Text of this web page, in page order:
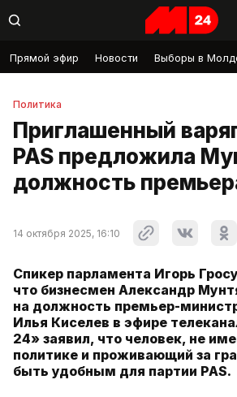
Прямой эфир Новости Выборы в
Политика
Приглашенный
PAS предложила
должность
14 октября 2025, 16:10
Спикер парламента Игорь
что бизнесмен Александр
на должность премьер-
Илья Киселев в эфире
24» заявил, что человек, не
политике и проживающий за
быть удобным для партии PAS.